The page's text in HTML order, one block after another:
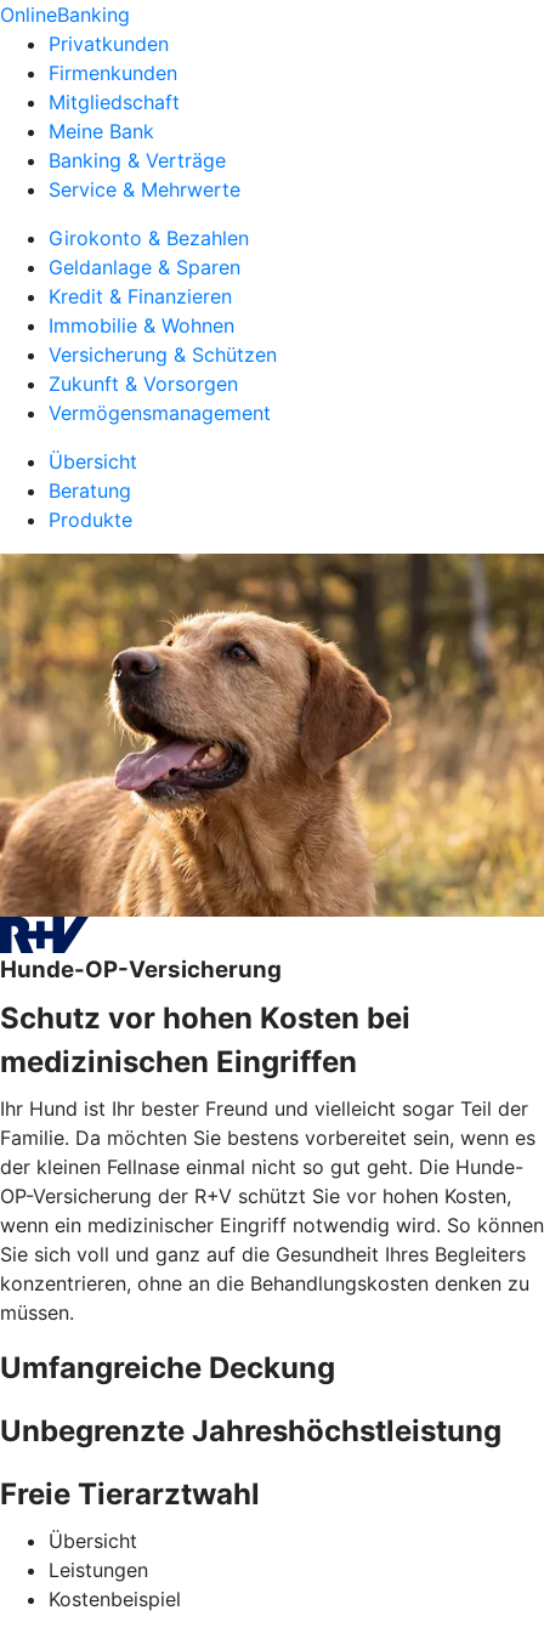
OnlineBanking
Privatkunden
Firmenkunden
Mitgliedschaft
Meine Bank
Banking & Verträge
Service & Mehrwerte
Girokonto & Bezahlen
Geldanlage & Sparen
Kredit & Finanzieren
Immobilie & Wohnen
Versicherung & Schützen
Zukunft & Vorsorgen
Vermögensmanagement
Übersicht
Beratung
Produkte
Hunde-OP-Versicherung
Schutz vor hohen Kosten bei
medizinischen Eingriffen
Ihr Hund ist Ihr bester Freund und vielleicht sogar Teil der
Familie. Da möchten Sie bestens vorbereitet sein, wenn es
der kleinen Fellnase einmal nicht so gut geht. Die Hunde-
OP-Versicherung der R+V schützt Sie vor hohen Kosten,
wenn ein medizinischer Eingriff notwendig wird. So können
Sie sich voll und ganz auf die Gesundheit Ihres Begleiters
konzentrieren, ohne an die Behandlungskosten denken zu
müssen.
Umfangreiche Deckung
Unbegrenzte Jahreshöchstleistung
Freie Tierarztwahl
Übersicht
Leistungen
Kostenbeispiel